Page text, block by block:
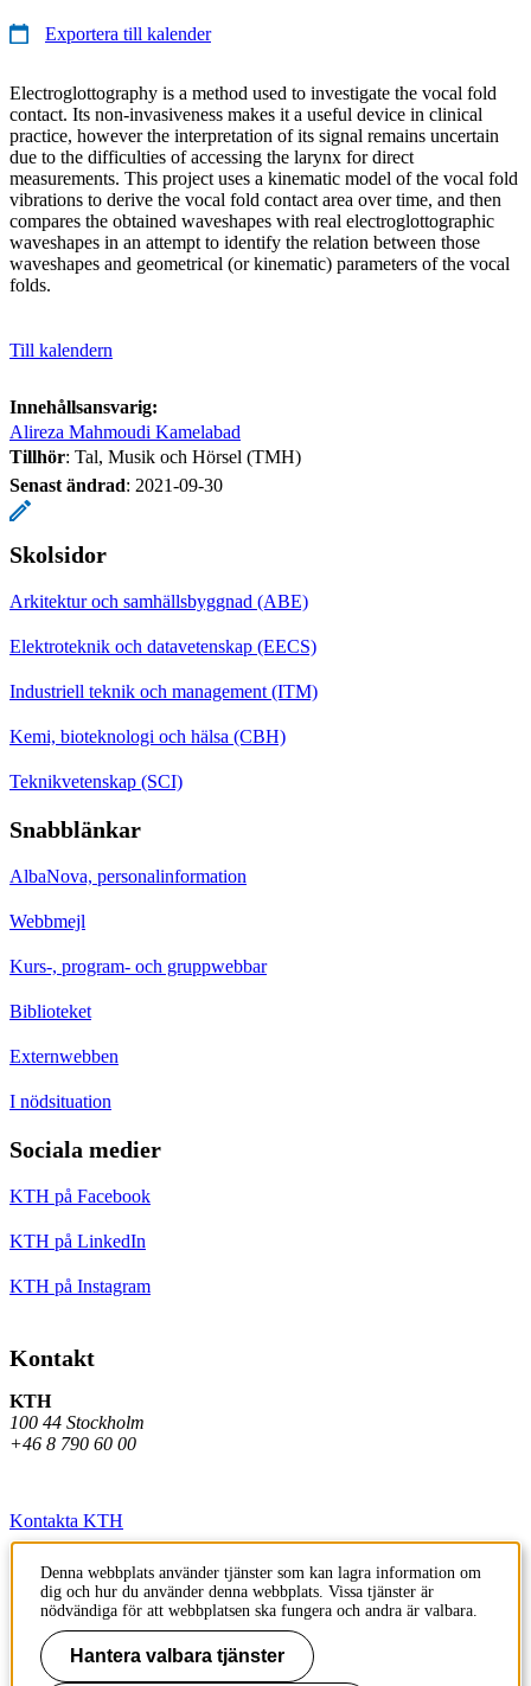
Exportera till kalender
Electroglottography is a method used to investigate the vocal fold
contact. Its non-invasiveness makes it a useful device in clinical
practice, however the interpretation of its signal remains uncertain
due to the difficulties of accessing the larynx for direct
measurements. This project uses a kinematic model of the vocal fold
vibrations to derive the vocal fold contact area over time, and then
compares the obtained waveshapes with real electroglottographic
waveshapes in an attempt to identify the relation between those
waveshapes and geometrical (or kinematic) parameters of the vocal
folds.
Till kalendern
Innehållsansvarig:
Alireza Mahmoudi Kamelabad
Tillhör: Tal, Musik och Hörsel (TMH)
Senast ändrad: 2021-09-30
Skolsidor
Arkitektur och samhällsbyggnad (ABE)
Elektroteknik och datavetenskap (EECS)
Industriell teknik och management (ITM)
Kemi, bioteknologi och hälsa (CBH)
Teknikvetenskap (SCI)
Snabblänkar
AlbaNova, personalinformation
Webbmejl
Kurs-, program- och gruppwebbar
Biblioteket
Externwebben
I nödsituation
Sociala medier
KTH på Facebook
KTH på LinkedIn
KTH på Instagram
Kontakt
KTH
100 44 Stockholm
+46 8 790 60 00
Kontakta KTH
Jobba på KTH
Press och media
Faktura och betalning KTH
Denna webbplats använder tjänster som kan lagra information om
dig och hur du använder denna webbplats. Vissa tjänster är
nödvändiga för att webbplatsen ska fungera och andra är valbara.
Hantera valbara tjänster